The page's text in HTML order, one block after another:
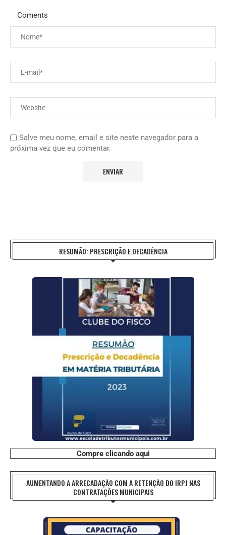
Coments
Salve meu nome, email e site neste navegador para a
próxima vez que eu comentar.
RESUMÃO: PRESCRIÇÃO E DECADÊNCIA
Compre clicando aqui
AUMENTANDO A ARRECADAÇÃO COM A RETENÇÃO DO IRPJ NAS
CONTRATAÇÕES MUNICIPAIS